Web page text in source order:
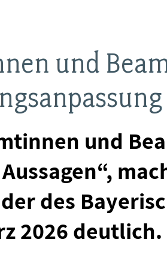
und
und
des
2026 deutlich.